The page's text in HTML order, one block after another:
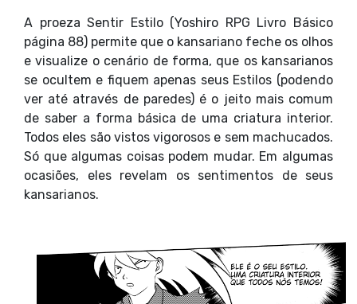
A proeza Sentir Estilo (Yoshiro RPG Livro Básico
página 88) permite que o kansariano feche os olhos
e visualize o cenário de forma, que os kansarianos
se ocultem e fiquem apenas seus Estilos (podendo
ver até através de paredes) é o jeito mais comum
de saber a forma básica de uma criatura interior.
Todos eles são vistos vigorosos e sem machucados.
Só que algumas coisas podem mudar. Em algumas
ocasiões, eles revelam os sentimentos de seus
kansarianos.